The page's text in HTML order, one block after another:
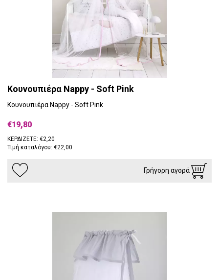
Κουνουπιέρα Nappy - Soft Pink
Κουνουπιέρα Nappy - Soft Pink
€19,80
ΚΕΡΔΙΖΕΤΕ: €2,20
Τιμή καταλόγου: €22,00
Γρήγορη αγορά